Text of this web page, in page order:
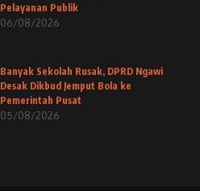
Pelayanan Publik
06/08/2026
Banyak Sekolah Rusak, DPRD Ngawi
Desak Dikbud Jemput Bola ke
Pemerintah Pusat
05/08/2026